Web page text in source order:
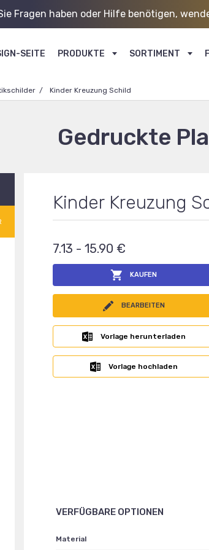
Fragen haben oder Hilfe benötigen,
SEITE PRODUKTE SORTIMENT
Kinder Kreuzung Schild
Gedruckte
Kinder Kreuzung
7.13 - 15.90 €
KAUFEN
BEARBEITEN
Vorlage herunterladen
Vorlage hochladen
VERFÜGBARE OPTIONEN
Material